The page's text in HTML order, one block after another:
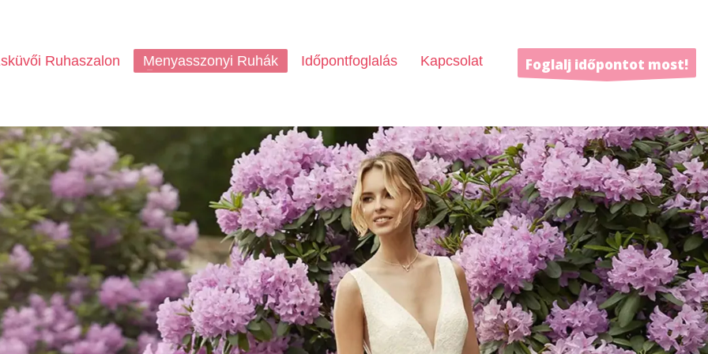
Ruhaszalon Menyasszonyi Ruhák Időpontfoglalás Kapcsolat Foglalj időpontot most!